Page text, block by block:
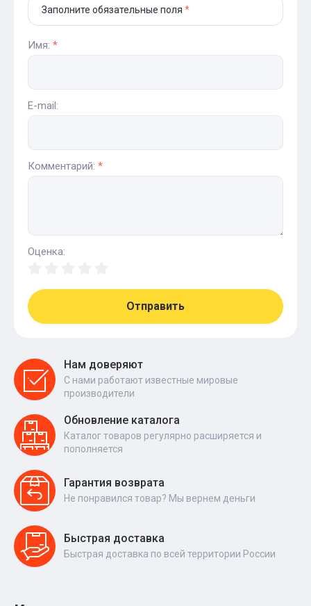
Заполните обязательные поля *
Имя: *
E-mail:
Комментарий: *
Оценка:
Отправить
Нам доверяют
С нами работают известные мировые
производители
Обновление каталога
Каталог товаров регулярно расширяется и
пополняется
Гарантия возврата
Не понравился товар? Мы вернем деньги
Быстрая доставка
Быстрая доставка по всей территории России